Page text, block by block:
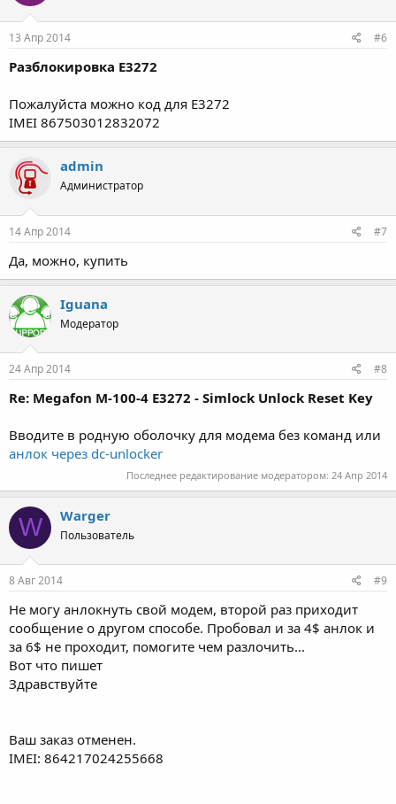
13 Апр 2014 #6
Разблокировка Е3272
Пожалуйста можно код для E3272
IMEI 867503012832072
admin
Администратор
14 Апр 2014 #7
Да, можно, купить
Iguana
Модератор
24 Апр 2014 #8
Re: Megafon M-100-4 E3272 - Simlock Unlock Reset Key
Вводите в родную оболочку для модема без команд или
анлок через dc-unlocker
Последнее редактирование модератором: 24 Апр 2014
W Warger
Пользователь
8 Авг 2014 #9
Не могу анлокнуть свой модем, второй раз приходит
сообщение о другом способе. Пробовал и за 4$ анлок и
за 6$ не проходит, помогите чем разлочить...
Вот что пишет
Здравствуйте
Ваш заказ отменен.
IMEI: 864217024255668